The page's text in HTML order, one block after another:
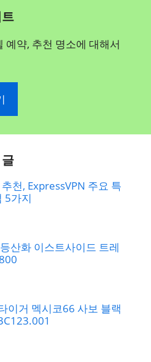
예약, 추천 명소에 대해서
천, ExpressVPN 주요 특
5가지
산화 이스트사이드 트레
이거 멕시코66 사보 블랙